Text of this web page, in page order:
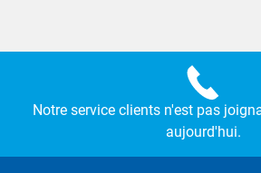
Notre service clients n'est pas
aujourd'hui.